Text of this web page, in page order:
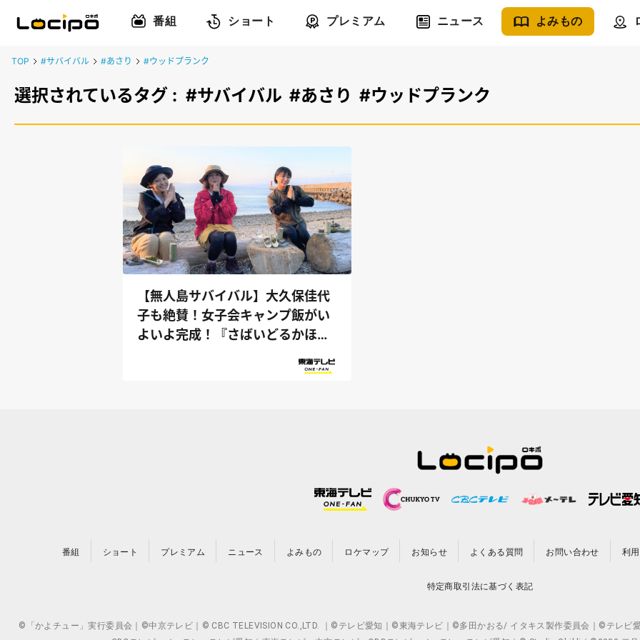
番組 ショート プレミアム ニュース よみもの
TOP #サバイバル #あさり #ウッドプランク
選択されているタグ : #サバイバル #あさり #ウッドプランク
【無人島サバイバル】大久保佳代
子も絶賛！女子会キャンプ飯がい
よいよ完成！『さばいどるかほな
番組 ショート プレミアム ニュース よみもの ロケマップ お知らせ よくある質問 お問い合わせ 利
特定商取引法に基づく表記
©「かよチュー」実行委員会｜©中京テレビ｜© CBC TELEVISION CO.,LTD. ｜©テレビ愛知｜©東海テレビ｜©多田かおる/ イタキス製作委員会｜©テレビ